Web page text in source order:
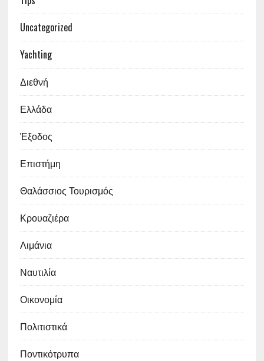
Uncategorized
Yachting
Διεθνή
Ελλάδα
Έξοδος
Επιστήμη
Θαλάσσιος Τουρισμός
Κρουαζιέρα
Λιμάνια
Ναυτιλία
Οικονομία
Πολιτιστικά
Ποντικότρυπα